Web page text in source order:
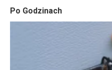
Po Godzinach